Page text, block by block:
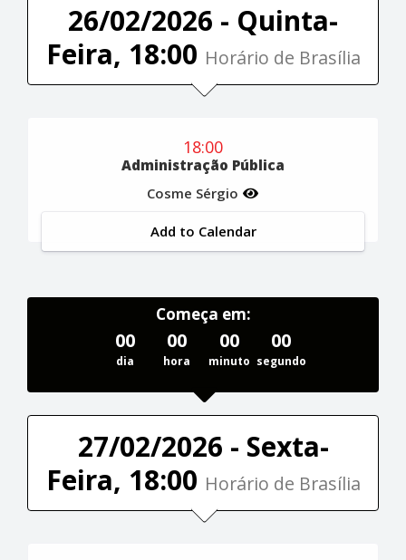
26/02/2026 - Quinta-
Feira, 18:00 Horário de Brasília
18:00
Administração Pública
Cosme Sérgio
Add to Calendar
Começa em:
00
dia
00
hora
00
minuto
00
segundo
27/02/2026 - Sexta-
Feira, 18:00 Horário de Brasília